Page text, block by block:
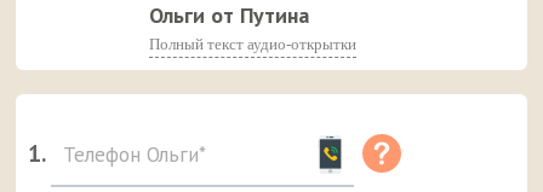
Ольги от Путина
Полный текст аудио-открытки
1.